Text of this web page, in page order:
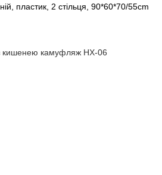
пластик, 2 стільця, 90*60*70/55cm